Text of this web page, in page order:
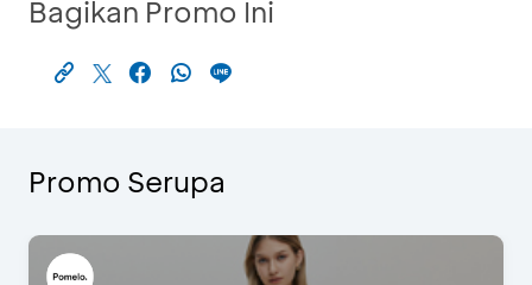
Bagikan Promo Ini
Promo Serupa